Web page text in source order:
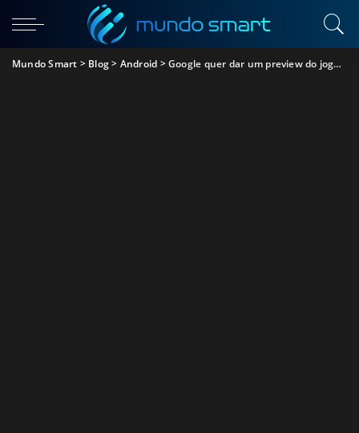
Mundo Smart > Blog> Android >Google quer dar um preview do jogo antes do download total